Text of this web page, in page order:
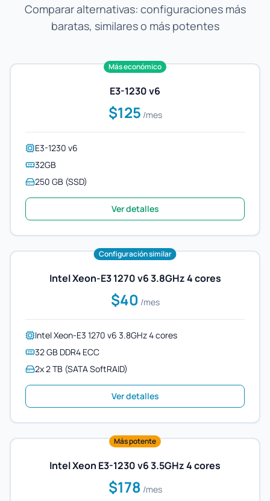
Comparar alternativas: configuraciones más
baratas, similares o más potentes
Más económico
E3-1230 v6
$125 /mes
E3-1230 v6
32GB
250 GB (SSD)
Ver detalles
Configuración similar
Intel Xeon-E3 1270 v6 3.8GHz 4 cores
$40 /mes
Intel Xeon-E3 1270 v6 3.8GHz 4 cores
32 GB DDR4 ECC
2x 2 TB (SATA SoftRAID)
Ver detalles
Más potente
Intel Xeon E3-1230 v6 3.5GHz 4 cores
$178 /mes